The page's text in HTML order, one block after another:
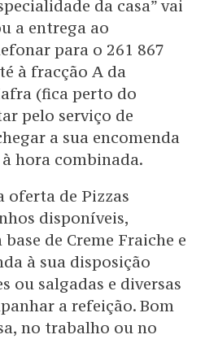
da casa” vai
a entrega ao
para o 261 867
à fracção A da
(fica perto do
pelo serviço de
a sua encomenda
hora combinada.
oferta de Pizzas
disponíveis,
de Creme Fraiche e
à sua disposição
ou salgadas e diversas
a refeição. Bom
no trabalho ou no